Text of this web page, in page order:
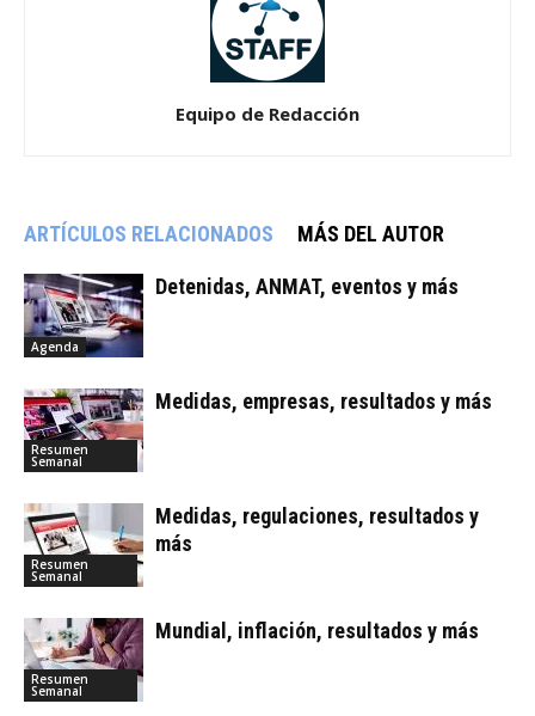
Equipo de Redacción
ARTÍCULOS RELACIONADOS MÁS DEL AUTOR
Agenda
Detenidas, ANMAT, eventos y más
Resumen
Semanal
Medidas, empresas, resultados y más
Resumen
Semanal
Medidas, regulaciones, resultados y
más
Resumen
Semanal
Mundial, inflación, resultados y más